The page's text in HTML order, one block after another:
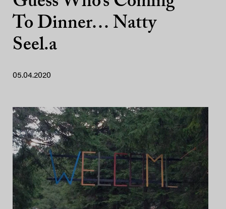
To Dinner… Natty
Seel.a
05.04.2020